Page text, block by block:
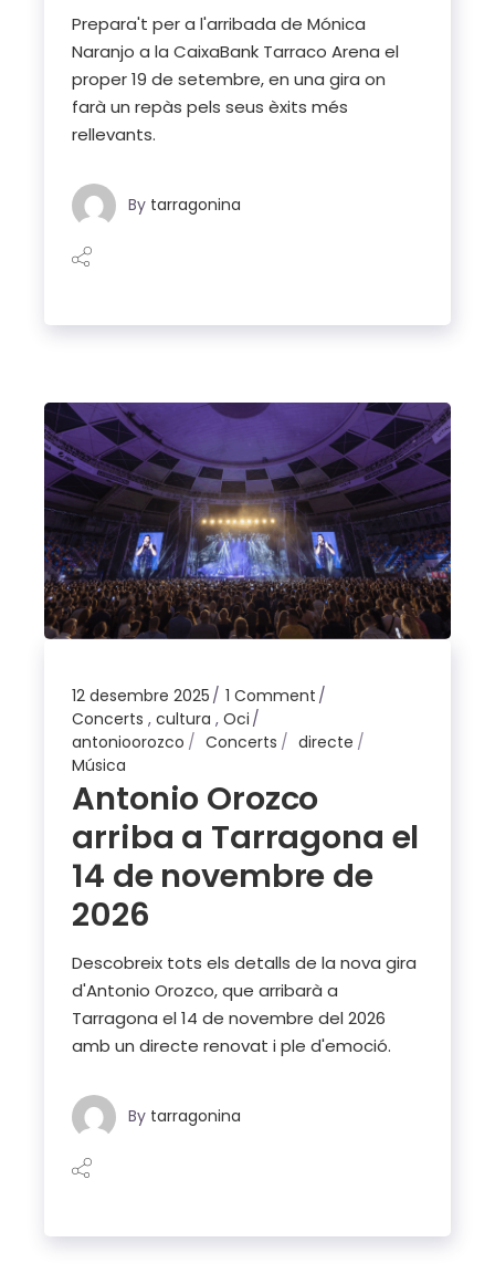
Prepara't per a l'arribada de Mónica
Naranjo a la CaixaBank Tarraco Arena el
proper 19 de setembre, en una gira on
farà un repàs pels seus èxits més
rellevants.
By tarragonina
12 desembre 2025
1 Comment
Concerts ,cultura ,Oci
antonioorozco
Concerts
directe
Música
Antonio Orozco
arriba a Tarragona el
14 de novembre de
2026
Descobreix tots els detalls de la nova gira
d'Antonio Orozco, que arribarà a
Tarragona el 14 de novembre del 2026
amb un directe renovat i ple d'emoció.
By tarragonina